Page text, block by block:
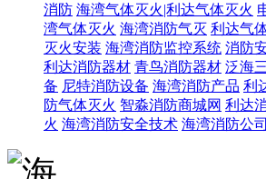
消防 海湾气体灭火|利达气体灭火
湾气体灭火 海湾消防气灭 利达气
灭火安装 海湾消防监控系统 消防
利达消防器材 青鸟消防器材 泛海
备 尼特消防设备 海湾消防产品 利
防气体灭火 智淼消防商城网 利达
火 海湾消防安全技术 海湾消防公司